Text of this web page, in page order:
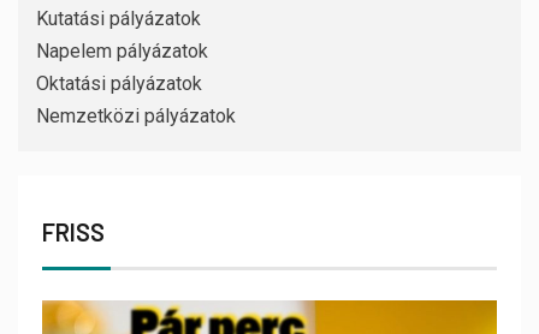
Kutatási pályázatok
Napelem pályázatok
Oktatási pályázatok
Nemzetközi pályázatok
FRISS